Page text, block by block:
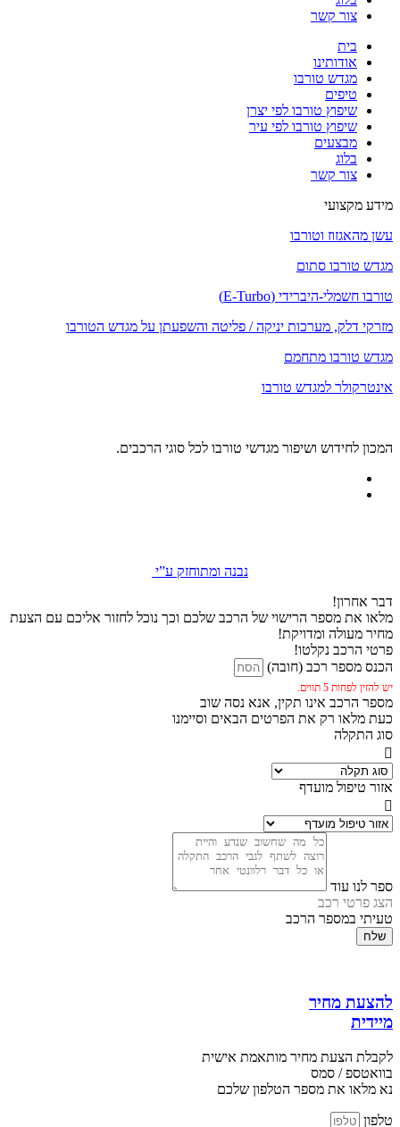
צור קשר
בית
אודותינו
מגדש טורבו
טיפים
שיפוץ טורבו לפי יצרן
שיפוץ טורבו לפי עיר
מבצעים
בלוג
צור קשר
מידע מקצועי
עשן מהאגזוז וטורבו
מגדש טורבו סתום
טורבו חשמלי-היברידי (E-Turbo)
מזרקי דלק, מערכות יניקה / פליטה והשפעתן על מגדש הטורבו
מגדש טורבו מתחמם
אינטרקולר למגדש טורבו
המכון לחידוש ושיפור מגדשי טורבו לכל סוגי הרכבים.
נבנה ומתוחזק ע”י
דבר אחרון!
מלאו את מספר הרישוי של הרכב שלכם וכך נוכל לחזור אליכם עם הצעת
מחיר מעולה ומדויקת!
פרטי הרכב נקלטו!
הכנס מספר רכב (חובה)
יש להזין לפחות 5 תווים.
מספר הרכב אינו תקין, אנא נסה שוב
כעת מלאו רק את הפרטים הבאים וסיימנו
סוג התקלה
אזור טיפול מועדף
ספר לנו עוד
הצג פרטי רכב
טעיתי במספר הרכב
שלח
להצעת מחיר
מיידית
לקבלת הצעת מחיר מותאמת אישית
בוואטספ / סמס
נא מלאו את מספר הטלפון שלכם
טלפון